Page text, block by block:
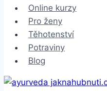
Online kurzy
Pro ženy
Těhotenství
Potraviny
Blog